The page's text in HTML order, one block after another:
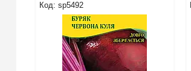
sp5492